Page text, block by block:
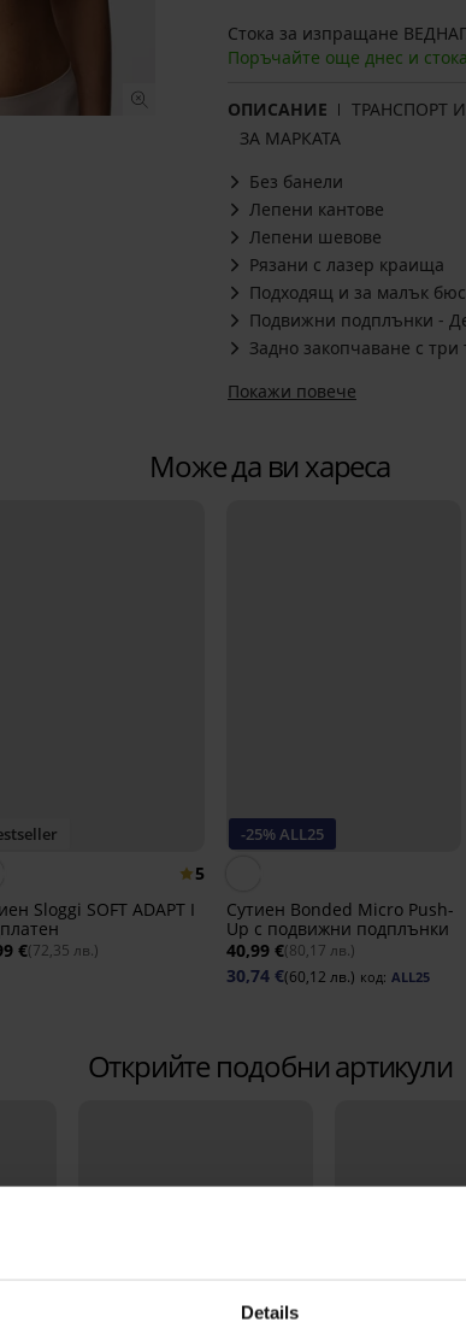
Details
Стока за изпращане
Поръчайте още днес и
ОПИСАНИЕ ТРАНСПОРТ
ЗА МАРКАТА
Без банели
Лепени кантове
Лепени шевове
Рязани с лазер краища
Подходящ и за малък
Подвижни подплънки -
Задно закопчаване с
Покажи повече
Може да ви хареса
5
Sloggi SOFT ADAPT I
€(72,35 лв.)
-25% ALL25
Сутиен Bonded Micro Push-
Up с подвижни подплънки
40,99 €(80,17 лв.)
30,74 €(60,12 лв.) код: ALL25
Открийте подобни артикули